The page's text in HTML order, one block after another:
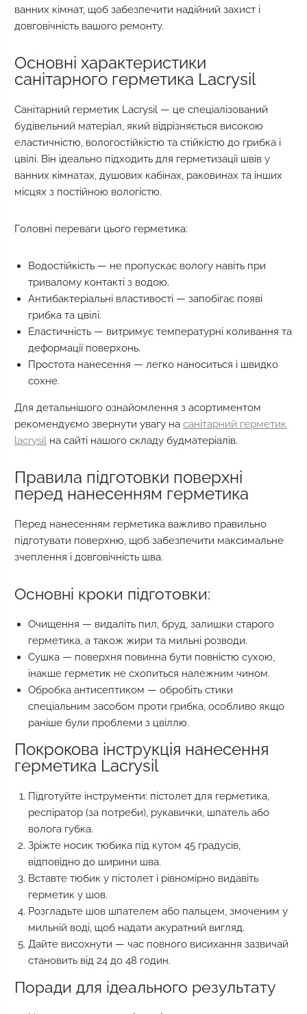
ванних кімнат, щоб забезпечити надійний захист і
довговічність вашого ремонту.
Основні характеристики
санітарного герметика Lacrysil
Санітарний герметик Lacrysil — це спеціалізований
будівельний матеріал, який відрізняється високою
еластичністю, вологостійкістю та стійкістю до грибка і
цвілі. Він ідеально підходить для герметизації швів у
ванних кімнатах, душових кабінах, раковинах та інших
місцях з постійною вологістю.
Головні переваги цього герметика:
Водостійкість — не пропускає вологу навіть при
тривалому контакті з водою.
Антибактеріальні властивості — запобігає появі
грибка та цвілі.
Еластичність — витримує температурні коливання та
деформації поверхонь.
Простота нанесення — легко наноситься і швидко
сохне.
Для детальнішого ознайомлення з асортиментом
рекомендуємо звернути увагу на санітарний герметик
lacrysil на сайті нашого складу будматеріалів.
Правила підготовки поверхні
перед нанесенням герметика
Перед нанесенням герметика важливо правильно
підготувати поверхню, щоб забезпечити максимальне
зчеплення і довговічність шва.
Основні кроки підготовки:
Очищення — видаліть пил, бруд, залишки старого
герметика, а також жири та мильні розводи.
Сушка — поверхня повинна бути повністю сухою,
інакше герметик не схопиться належним чином.
Обробка антисептиком — обробіть стики
спеціальним засобом проти грибка, особливо якщо
раніше були проблеми з цвіллю.
Покрокова інструкція нанесення
герметика Lacrysil
Підготуйте інструменти: пістолет для герметика,
респіратор (за потреби), рукавички, шпатель або
волога губка.
Зріжте носик тюбика під кутом 45 градусів,
відповідно до ширини шва.
Вставте тюбик у пістолет і рівномірно видавіть
герметик у шов.
Розгладьте шов шпателем або пальцем, змоченим у
мильній воді, щоб надати акуратний вигляд.
Дайте висохнути — час повного висихання зазвичай
становить від 24 до 48 годин.
Поради для ідеального результату